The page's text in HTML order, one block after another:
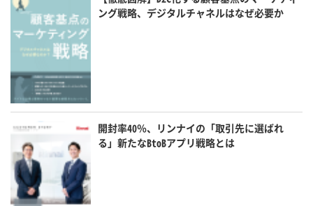
ング戦略、デジタルチャネルはなぜ必要か
開封率40％、リンナイの「取引先に選ばれ
る」新たなBtoBアプリ戦略とは